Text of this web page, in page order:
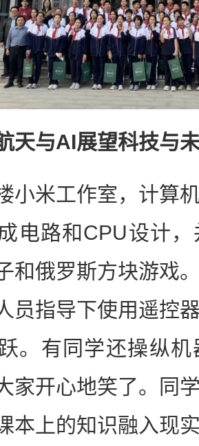
天与AI展望科技与
米工作室，计算机
电路和CPU设计
和俄罗斯方块游戏
员指导下使用遥控
。有同学还操纵
家开心地笑了。同
本上的知识融入现